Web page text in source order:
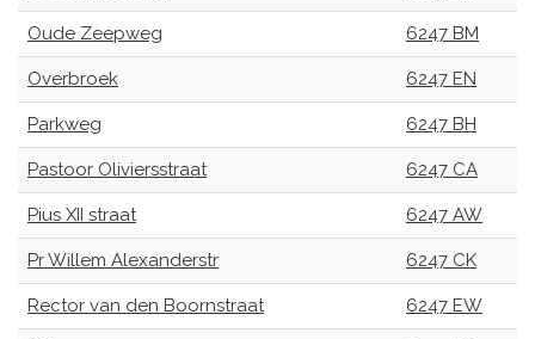
Oude Zeepweg 6247 BM
Overbroek 6247 EN
Parkweg 6247 BH
Pastoor Oliviersstraat 6247 CA
Pius XII straat 6247 AW
Pr Willem Alexanderstr 6247 CK
Rector van den Boornstraat 6247 EW